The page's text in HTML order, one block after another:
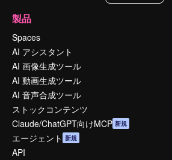
製品
Spaces
AI アシスタント
AI 画像生成ツール
AI 動画生成ツール
AI 音声合成ツール
ストックコンテンツ
Claude/ChatGPT向けMCP 新規
エージェント 新規
API